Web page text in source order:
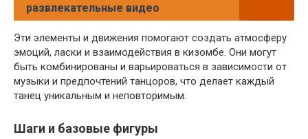
развлекательные видео
Эти элементы и движения помогают создать атмосферу
эмоций, ласки и взаимодействия в кизомбе. Они могут
быть комбинированы и варьироваться в зависимости от
музыки и предпочтений танцоров, что делает каждый
танец уникальным и неповторимым.
Шаги и базовые фигуры